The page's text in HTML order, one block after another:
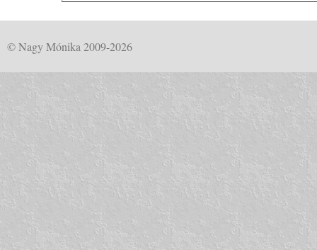
© Nagy Mónika 2009-2026